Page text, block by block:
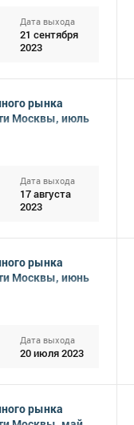
Дата выхода
21 сентября
2023
рынка
Москвы, июль
Дата выхода
17 августа
2023
рынка
Москвы, июнь
Дата выхода
20 июля 2023
рынка